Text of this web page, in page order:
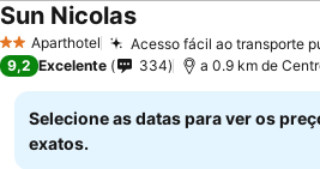
2 EstrelasAparthotel Acesso fácil ao transporte
Sun Nicolas
9,2 Excelente 334 a 0.9 km de
Selecione as datas para ver os
exatos.